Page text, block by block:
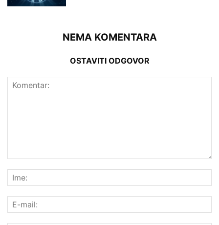
NEMA KOMENTARA
OSTAVITI ODGOVOR